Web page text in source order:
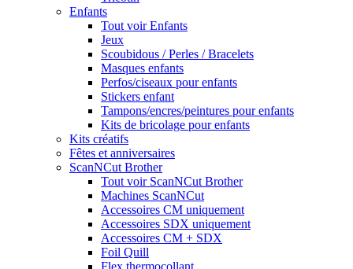
Enfants
Tout voir Enfants
Jeux
Scoubidous / Perles / Bracelets
Masques enfants
Perfos/ciseaux pour enfants
Stickers enfant
Tampons/encres/peintures pour enfants
Kits de bricolage pour enfants
Kits créatifs
Fêtes et anniversaires
ScanNCut Brother
Tout voir ScanNCut Brother
Machines ScanNCut
Accessoires CM uniquement
Accessoires SDX uniquement
Accessoires CM + SDX
Foil Quill
Flex thermocollant